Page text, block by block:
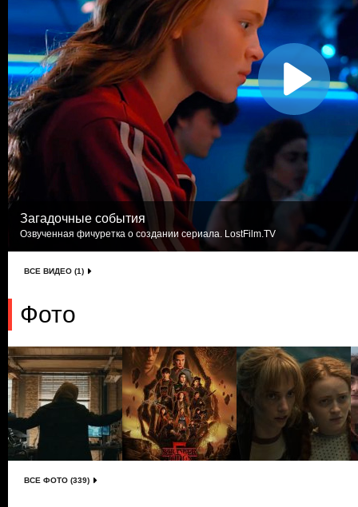
Загадочные события
Озвученная фичуретка о создании сериала. LostFilm.TV
ВСЕ ВИДЕО (1)
Фото
ВСЕ ФОТО (339)